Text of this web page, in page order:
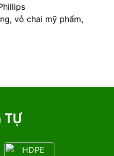
vỏ chai mỹ phẩm,
TỰ